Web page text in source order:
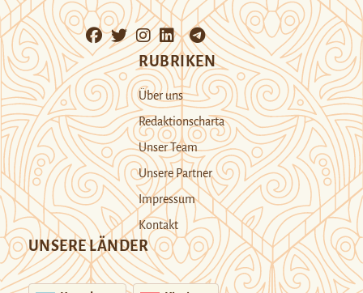
RUBRIKEN
Über uns
Redaktionscharta
Unser Team
Unsere Partner
Impressum
Kontakt
UNSERE LÄNDER